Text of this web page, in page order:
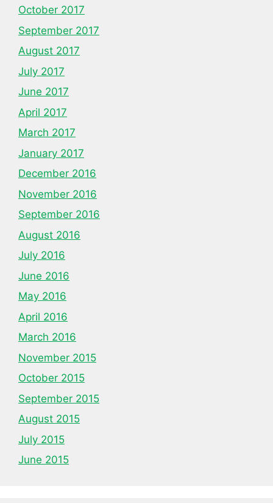
October 2017
September 2017
August 2017
July 2017
June 2017
April 2017
March 2017
January 2017
December 2016
November 2016
September 2016
August 2016
July 2016
June 2016
May 2016
April 2016
March 2016
November 2015
October 2015
September 2015
August 2015
July 2015
June 2015